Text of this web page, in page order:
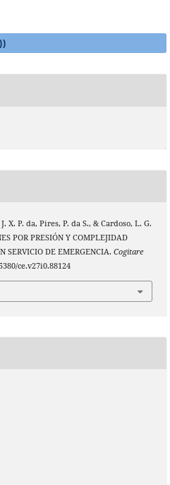
X. P. da, Pires, P. da S., & Cardoso, L. G.
POR PRESIÓN Y COMPLEJIDAD
SERVICIO DE EMERGENCIA. Cogitare
ce.v27i0.88124